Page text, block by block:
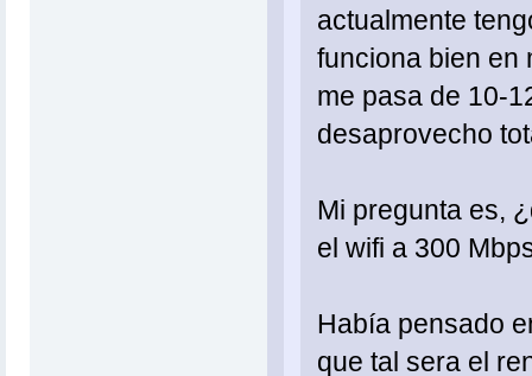
actualmente
funciona bien en
me pasa de 10-
desaprovecho
Mi pregunta es,
el wifi a 300
Había pensado
que tal sera el